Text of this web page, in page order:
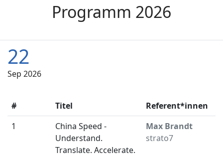
Programm 2026
22
Sep 2026
# Titel Referent*innen
1
China Speed -
Understand.
Translate. Accelerate.
Max Brandt
strato7